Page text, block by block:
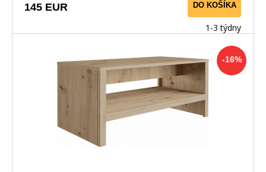
145 EUR DO KOŠÍKA
1-3 týdny
-16%